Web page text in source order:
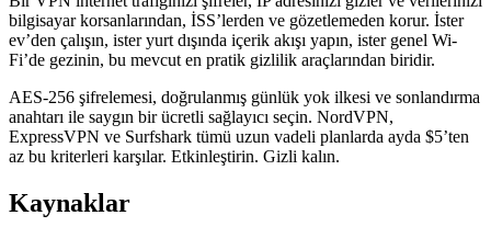
bilgisayar korsanlarından, İSS’lerden ve gözetlemeden korur. İster
ev’den çalışın, ister yurt dışında içerik akışı yapın, ister genel Wi-
Fi’de gezinin, bu mevcut en pratik gizlilik araçlarından biridir.
AES-256 şifrelemesi, doğrulanmış günlük yok ilkesi ve sonlandırma
anahtarı ile saygın bir ücretli sağlayıcı seçin. NordVPN,
ExpressVPN ve Surfshark tümü uzun vadeli planlarda ayda $5’ten
az bu kriterleri karşılar. Etkinleştirin. Gizli kalın.
Kaynaklar